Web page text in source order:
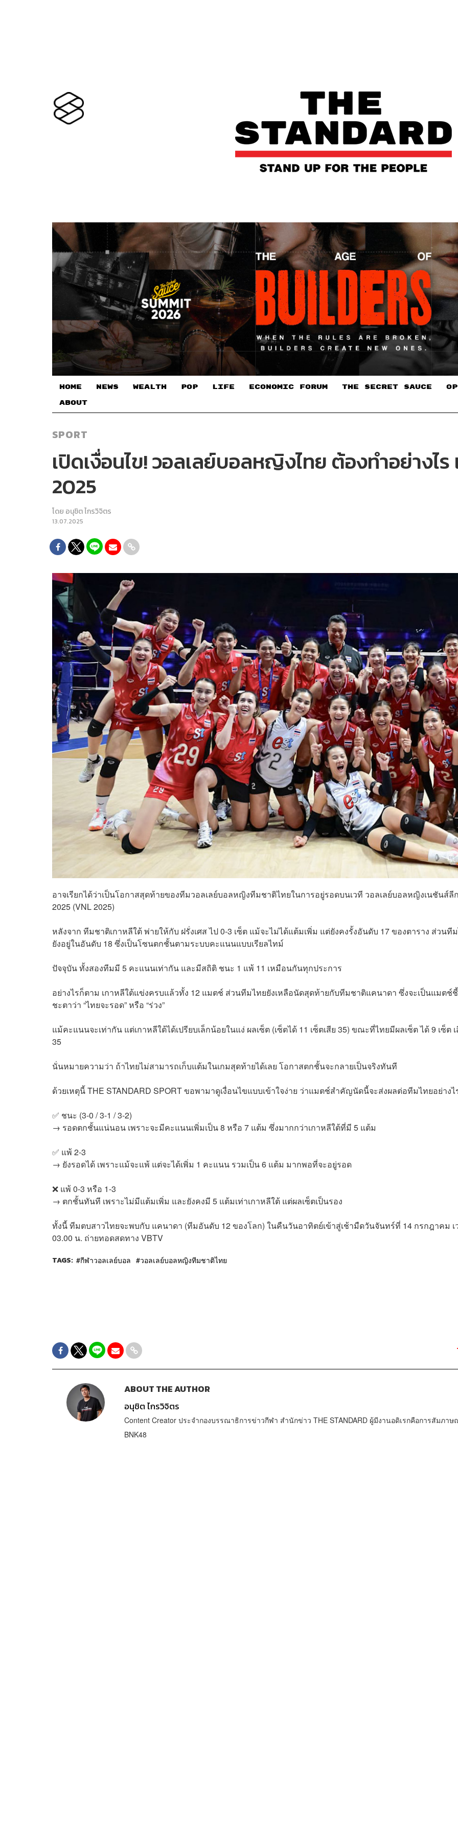
HOME NEWS WEALTH POP LIFE ECONOMIC FORUM THE SECRET SAUCE​
ABOUT
SPORT
เปิดเงื่อนไข! วอลเลย์บอลหญิงไทย ต้องทำอย่างไ
2025
โดย อนุชิต ไกรวิจิตร
13.07.2025
อาจเรียกได้ว่าเป็นโอกาสสุดท้ายของทีมวอลเลย์บอลหญิงทีมชาติไทยในการอยู่รอดบนเวที วอลเลย์บอลหญิงเนชันส์ลี
2025 (VNL 2025)
หลังจาก ทีมชาติเกาหลีใต้ พ่ายให้กับ ฝรั่งเศส ไป 0-3 เซ็ต แม้จะไม่ได้แต้มเพิ่ม แต่ยังคงรั้งอันดับ 17 ของตาราง ส่วนที
ยังอยู่ในอันดับ 18 ซึ่งเป็นโซนตกชั้นตามระบบคะแนนแบบเรียลไทม์
ปัจจุบัน ทั้งสองทีมมี 5 คะแนนเท่ากัน และมีสถิติ ชนะ 1 แพ้ 11 เหมือนกันทุกประการ
อย่างไรก็ตาม เกาหลีใต้แข่งครบแล้วทั้ง 12 แมตช์ ส่วนทีมไทยยังเหลือนัดสุดท้ายกับทีมชาติแคนาดา ซึ่งจะเป็นแมตช์ชี้
ชะตาว่า “ไทยจะรอด” หรือ “ร่วง”
แม้คะแนนจะเท่ากัน แต่เกาหลีใต้ได้เปรียบเล็กน้อยในแง่ ผลเซ็ต (เซ็ตได้ 11 เซ็ตเสีย 35) ขณะที่ไทยมีผลเซ็ต ได้ 9 เซ็ต
35
นั่นหมายความว่า ถ้าไทยไม่สามารถเก็บแต้มในเกมสุดท้ายได้เลย โอกาสตกชั้นจะกลายเป็นจริงทันที
ด้วยเหตุนี้ THE STANDARD SPORT ขอพามาดูเงื่อนไขแบบเข้าใจง่าย ว่าแมตช์สำคัญนัดนี้จะส่งผลต่อทีมไทยอย่างไ
✅ ชนะ (3-0 / 3-1 / 3-2)
→ รอดตกชั้นแน่นอน เพราะจะมีคะแนนเพิ่มเป็น 8 หรือ 7 แต้ม ซึ่งมากกว่าเกาหลีใต้ที่มี 5 แต้ม
✅ แพ้ 2-3
→ ยังรอดได้ เพราะแม้จะแพ้ แต่จะได้เพิ่ม 1 คะแนน รวมเป็น 6 แต้ม มากพอที่จะอยู่รอด
❌ แพ้ 0-3 หรือ 1-3
→ ตกชั้นทันที เพราะไม่มีแต้มเพิ่ม และยังคงมี 5 แต้มเท่าเกาหลีใต้ แต่ผลเซ็ตเป็นรอง
ทั้งนี้ ทีมตบสาวไทยจะพบกับ แคนาดา (ทีมอันดับ 12 ของโลก) ในคืนวันอาทิตย์เข้าสู่เช้ามืดวันจันทร์ที่ 14 กรกฎาคม เ
03.00 น. ถ่ายทอดสดทาง VBTV
TAGS: กีฬาวอลเลย์บอล วอลเลย์บอลหญิงทีมชาติไทย
ABOUT THE AUTHOR
อนุชิต ไกรวิจิตร
Content Creator ประจำกองบรรณาธิการข่าวกีฬา สำนักข่าว THE STANDARD ผู้มีงานอดิเรกคือการสัมภาษ
BNK48